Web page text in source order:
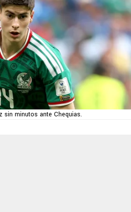
sin minutos ante Chequias.